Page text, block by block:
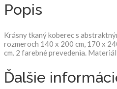
Popis
Krásny tkaný koberec s
rozmeroch 140 x 200 cm, 170 x
cm. 2 farebné prevedenia.
Ďalšie